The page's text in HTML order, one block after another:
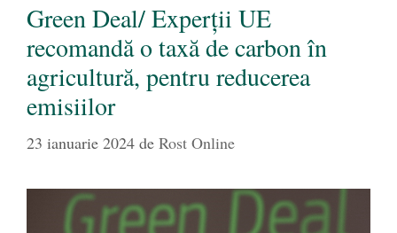
Green Deal/ Experții UE
recomandă o taxă de carbon în
agricultură, pentru reducerea
emisiilor
23 ianuarie 2024 de Rost Online